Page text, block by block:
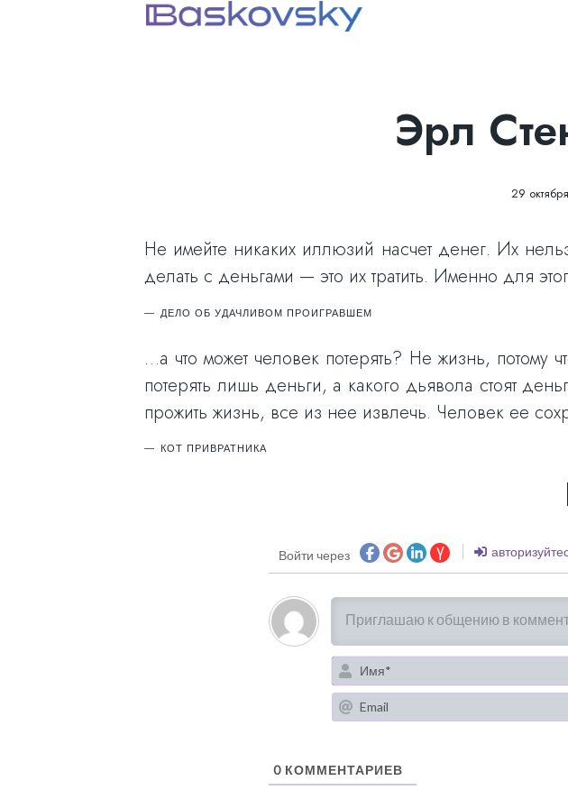
Эрл
29
Не имейте никаких иллюзий насчет денег. Их
делать с деньгами — это их тратить. Именно для
ДЕЛО ОБ УДАЧЛИВОМ ПРОИГРАВШЕМ
…а что может человек потерять? Не жизнь,
потерять лишь деньги, а какого дьявола стоят
прожить жизнь, все из нее извлечь. Человек ее
КОТ ПРИВРАТНИКА
Войти через
0 КОММЕНТАРИЕВ